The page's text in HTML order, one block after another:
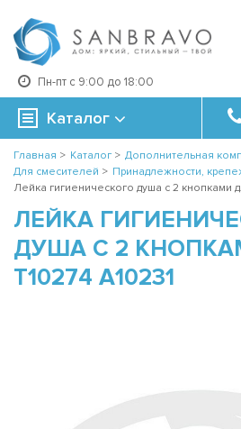
Пн-пт с 9:00 до 18:00
Каталог
Главная > Каталог > Дополнительная
Для смесителей > Принадлежности,
Лейка гигиенического душа с 2 кнопками
ЛЕЙКА
ДУША С 2
T10274 A10231